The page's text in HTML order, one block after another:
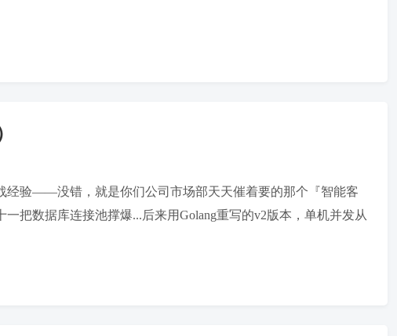
经验——没错，就是你们公司市场部天天催着要的那个『智能客
把数据库连接池撑爆...后来用Golang重写的v2版本，单机并发从